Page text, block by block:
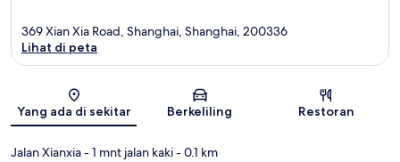
Peta
369 Xian Xia Road, Shanghai, Shanghai, 200336
Lihat di peta
Yang ada di sekitar Berkeliling Restoran
Jalan Xianxia- 1 mnt jalan kaki- 0.1 km